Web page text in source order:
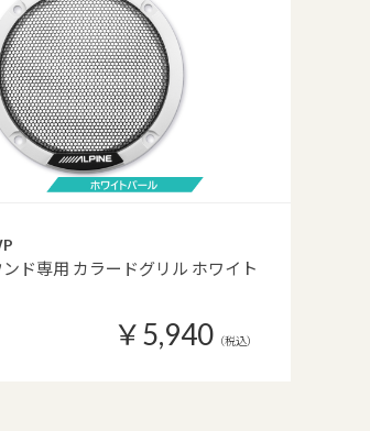
ド専用 カラードグリル ホワイト
￥5,940 （税込）